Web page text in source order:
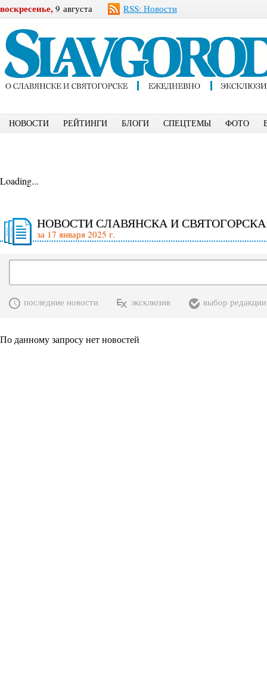
воскресенье, 9 августа RSS: Новости
НОВОСТИ РЕЙТИНГИ БЛОГИ СПЕЦТЕМЫ ФОТО
Loading...
НОВОСТИ СЛАВЯНСКА И
за 17 января 2025 г.
последние новости эксклюзив выбор редакции
По данному запросу нет новостей